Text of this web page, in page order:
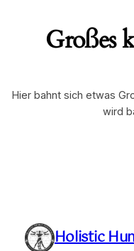
Großes
Hier bahnt sich etwas
wird
Holistic